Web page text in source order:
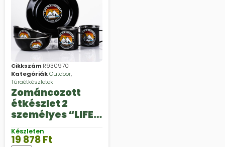
Cikkszám R930970
KategóriákOutdoor,
Túraétkészletek
Zománcozott
étkészlet 2
személyes “LIFE
IS A JOURNEY”
Készleten
19 878Ft